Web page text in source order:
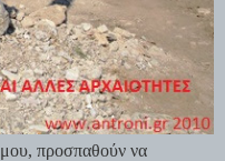
προσπαθούν να